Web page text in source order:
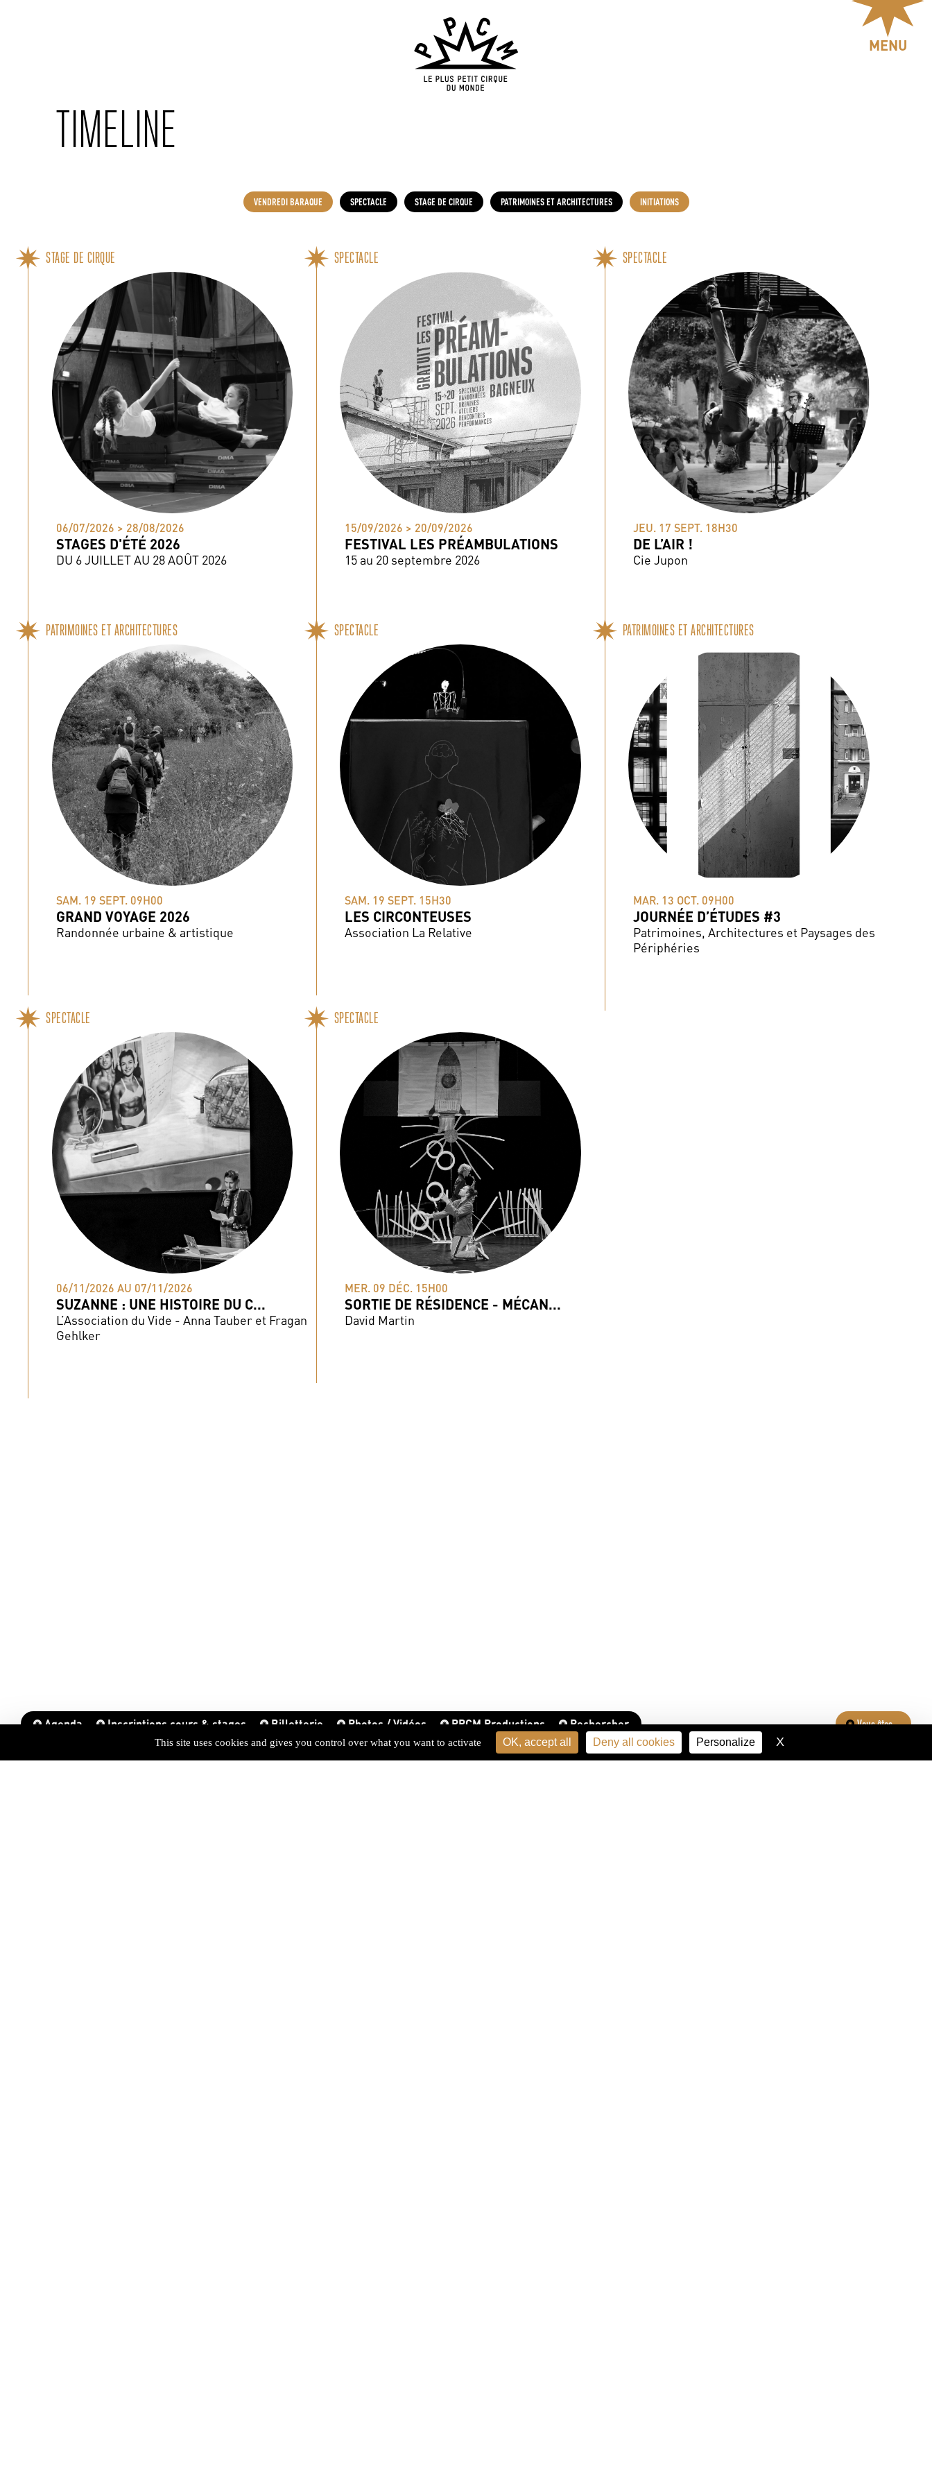
MENU
Agenda Inscriptions cours & stages Billetterie Photos / Vidéos PPCM Productions Rechercher Vous êtes...
TIMELINE
VENDREDI BARAQUE SPECTACLE STAGE DE CIRQUE PATRIMOINES ET ARCHITECTURES INITIATIONS
STAGE DE CIRQUE
06/07/2026 > 28/08/2026
STAGES D'ÉTÉ 2026
DU 6 JUILLET AU 28 AOÛT 2026
SPECTACLE
15/09/2026 > 20/09/2026
FESTIVAL LES PRÉAMBULATIONS
15 au 20 septembre 2026
SPECTACLE
JEU. 17 SEPT. 18H30
DE L’AIR !
Cie Jupon
PATRIMOINES ET ARCHITECTURES
SAM. 19 SEPT. 09H00
GRAND VOYAGE 2026
Randonnée urbaine & artistique
SPECTACLE
SAM. 19 SEPT. 15H30
LES CIRCONTEUSES
Association La Relative
PATRIMOINES ET ARCHITECTURES
MAR. 13 OCT. 09H00
JOURNÉE D’ÉTUDES #3
Patrimoines, Architectures et Paysages des
Périphéries
SPECTACLE
06/11/2026 AU 07/11/2026
SUZANNE : UNE HISTOIRE DU C...
L’Association du Vide - Anna Tauber et Fragan
Gehlker
SPECTACLE
MER. 09 DÉC. 15H00
SORTIE DE RÉSIDENCE - MÉCAN...
David Martin
This site uses cookies and gives you control over what you want to activate OK, accept all Deny all cookies Personalize X